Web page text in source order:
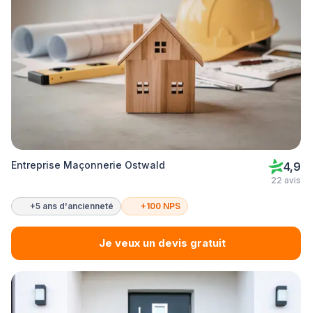
Entreprise Maçonnerie Ostwald 4,9
22 avis
+5 ans d'ancienneté +100 NPS
Je veux un devis gratuit